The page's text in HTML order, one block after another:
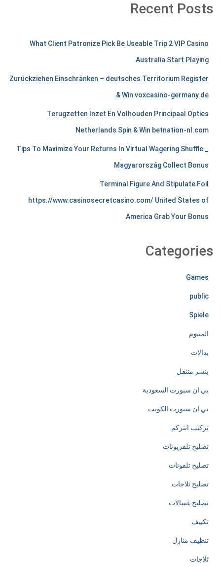
Recent Posts
e
c
h
a
n
s
e
s
s
y
d
e
d
c
a
e
d
What Client Patronize Pick Be Useable Trip 2 VIP Casino
Australia Start Playing
Zurückziehen Einschränken – deutsches Territorium Register
& Win voxcasino-germany.de
Terugzetten Inzet En Volhouden Principaal Opties
Netherlands Spin & Win betnation-nl.com
Tips To Maximize Your Returns In Virtual Wagering Shuffle _
Magyarország Collect Bonus
Terminal Figure And Stipulate Foil
https://www.casinosecretcasino.com/ United States of
America Grab Your Bonus
Categories
Games
public
Spiele
المنيوم
بدالات
بنشر متنقل
بي ان سبورت السعودية
بي ان سبورت الكويت
تركيب انتركم
تصليح تلفزيونات
تصليح تلفونات
تصليح ثلاجات
تصليح غسالات
تكييف
تنظيف منازل
ثلاجات